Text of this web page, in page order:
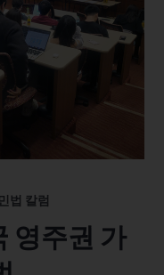
법 칼럼
영주권 가